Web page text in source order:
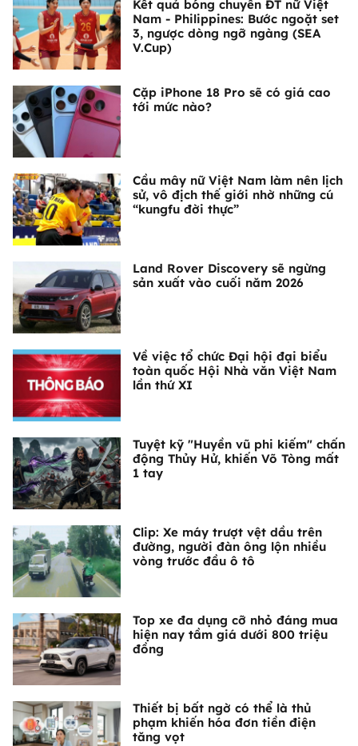
Kết quả bóng chuyền ĐT nữ Việt
Nam - Philippines: Bước ngoặt set
3, ngược dòng ngỡ ngàng (SEA
V.Cup)
Cặp iPhone 18 Pro sẽ có giá cao
tới mức nào?
Cầu mây nữ Việt Nam làm nên lịch
sử, vô địch thế giới nhờ những cú
“kungfu đời thực”
Land Rover Discovery sẽ ngừng
sản xuất vào cuối năm 2026
Về việc tổ chức Đại hội đại biểu
toàn quốc Hội Nhà văn Việt Nam
lần thứ XI
Tuyệt kỹ "Huyền vũ phi kiếm" chấn
động Thủy Hử, khiến Võ Tòng mất
1 tay
Clip: Xe máy trượt vệt dầu trên
đường, người đàn ông lộn nhiều
vòng trước đầu ô tô
Top xe đa dụng cỡ nhỏ đáng mua
hiện nay tầm giá dưới 800 triệu
đồng
Thiết bị bất ngờ có thể là thủ
phạm khiến hóa đơn tiền điện
tăng vọt